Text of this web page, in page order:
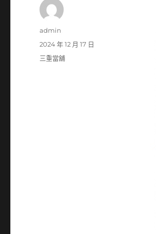
作
admin
發
佈
2024 年 12 月 17 日
分
三重當舖